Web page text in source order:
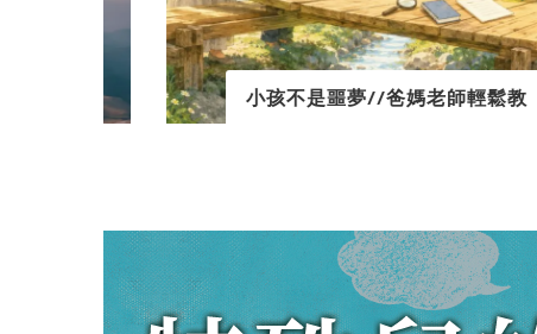
小孩不是噩夢//爸媽老師輕鬆教